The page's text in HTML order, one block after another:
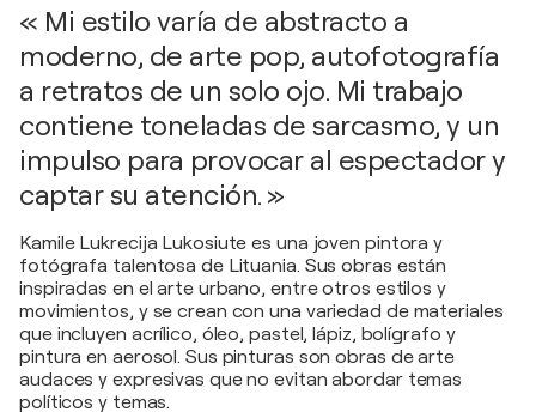
« Mi estilo varía de abstracto a
moderno, de arte pop, autofotografía
a retratos de un solo ojo. Mi trabajo
contiene toneladas de sarcasmo, y un
impulso para provocar al espectador y
captar su atención. »
Kamile Lukrecija Lukosiute es una joven pintora y
fotógrafa talentosa de Lituania. Sus obras están
inspiradas en el arte urbano, entre otros estilos y
movimientos, y se crean con una variedad de materiales
que incluyen acrílico, óleo, pastel, lápiz, bolígrafo y
pintura en aerosol. Sus pinturas son obras de arte
audaces y expresivas que no evitan abordar temas
políticos y temas.